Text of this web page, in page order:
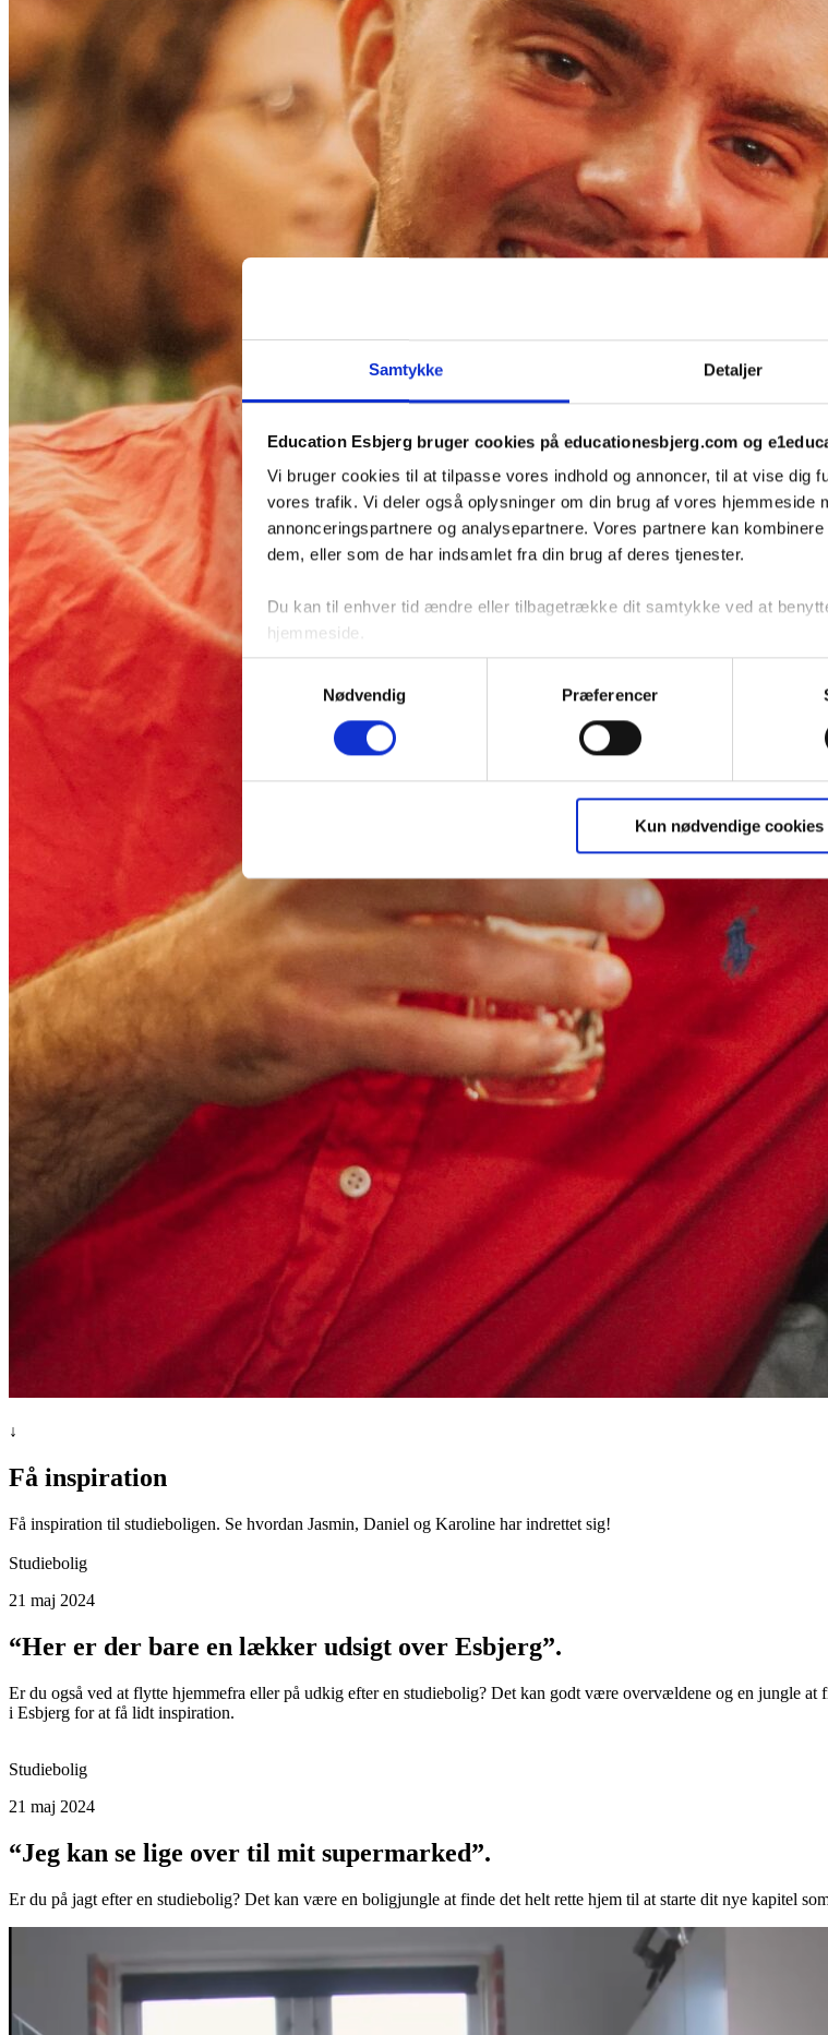
Samtykke Detaljer
Education Esbjerg bruger cookies på educationesbjerg.com og
Vi bruger cookies til at tilpasse vores indhold og annoncer, til at vise dig
vores trafik. Vi deler også oplysninger om din brug af vores hjemmeside
annonceringspartnere og analysepartnere. Vores partnere kan
dem, eller som de har indsamlet fra din brug af deres tjenester.
Du kan til enhver tid ændre eller tilbagetrække dit samtykke ved at
hjemmeside.
Nødvendig
Præferencer
Kun nødvendige cookies
↓
Få inspiration
Få inspiration til studieboligen. Se hvordan Jasmin, Daniel og Karoline har indrettet sig!
Studiebolig
21 maj 2024
“Her er der bare en lækker udsigt over Esbjerg”.
Er du også ved at flytte hjemmefra eller på udkig efter en studiebolig? Det kan godt være overvældene og en jungle
i Esbjerg for at få lidt inspiration.
Studiebolig
21 maj 2024
“Jeg kan se lige over til mit supermarked”.
Er du på jagt efter en studiebolig? Det kan være en boligjungle at finde det helt rette hjem til at starte dit nye kapitel